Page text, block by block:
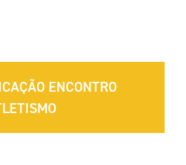
ENCONTRO